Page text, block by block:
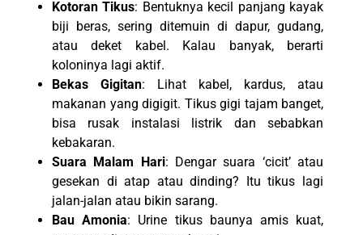
Kotoran Tikus: Bentuknya kecil panjang kayak
biji beras, sering ditemuin di dapur, gudang,
atau deket kabel. Kalau banyak, berarti
koloninya lagi aktif.
Bekas Gigitan: Lihat kabel, kardus, atau
makanan yang digigit. Tikus gigi tajam banget,
bisa rusak instalasi listrik dan sebabkan
kebakaran.
Suara Malam Hari: Dengar suara ‘cicit’ atau
gesekan di atap atau dinding? Itu tikus lagi
jalan-jalan atau bikin sarang.
Bau Amonia: Urine tikus baunya amis kuat,